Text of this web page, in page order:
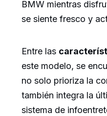
BMW mientras
se siente fresco y
Entre las
este modelo, se
no solo prioriza la
también integra la
sistema de